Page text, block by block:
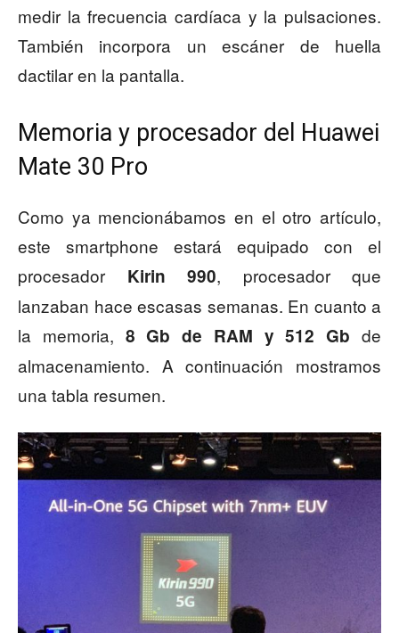
medir la frecuencia cardíaca y la pulsaciones.
También incorpora un escáner de huella
dactilar en la pantalla.
Memoria y procesador del Huawei
Mate 30 Pro
Como ya mencionábamos en el otro artículo,
este smartphone estará equipado con el
procesador Kirin 990, procesador que
lanzaban hace escasas semanas. En cuanto a
la memoria, 8 Gb de RAM y 512 Gb de
almacenamiento. A continuación mostramos
una tabla resumen.